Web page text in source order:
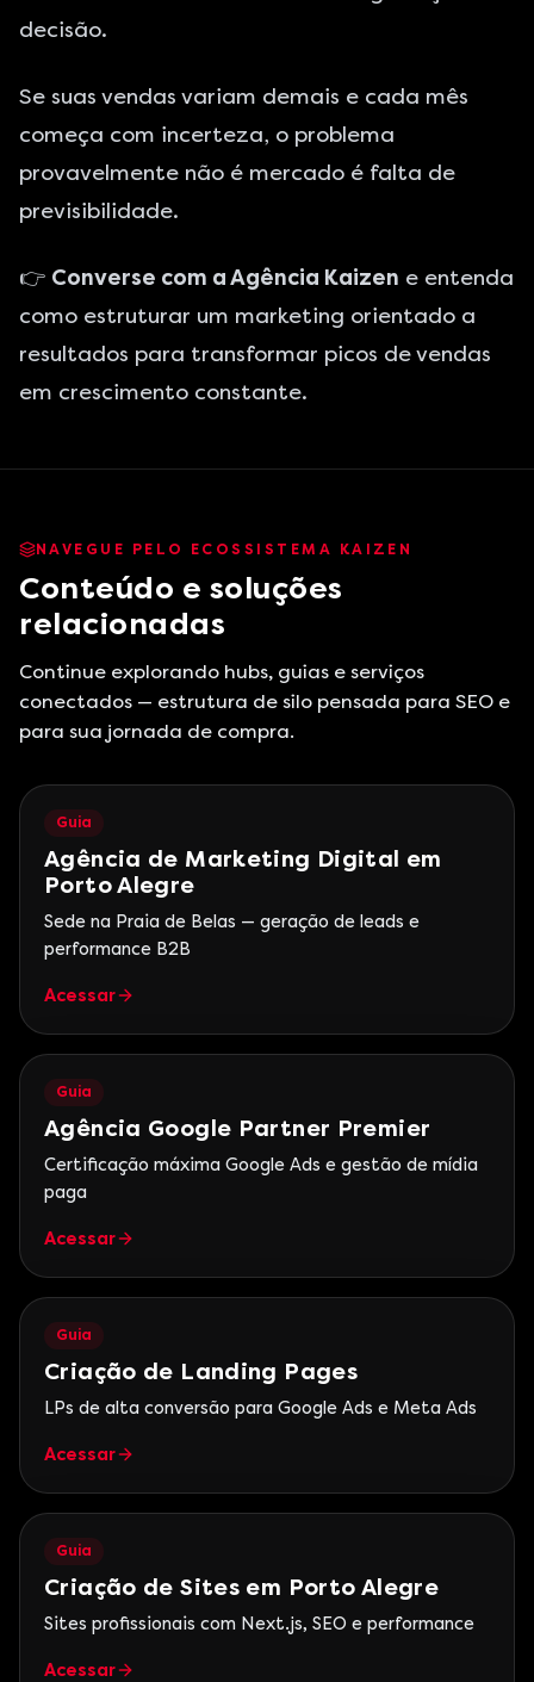
decisão.
Se suas vendas variam demais e cada mês
começa com incerteza, o problema
provavelmente não é mercado é falta de
previsibilidade.
👉 Converse com a Agência Kaizen e entenda
como estruturar um marketing orientado a
resultados para transformar picos de vendas
em crescimento constante.
NAVEGUE PELO ECOSSISTEMA KAIZEN
Conteúdo e soluções
relacionadas
Continue explorando hubs, guias e serviços
conectados — estrutura de silo pensada para SEO e
para sua jornada de compra.
Guia
Agência de Marketing Digital em
Porto Alegre
Sede na Praia de Belas — geração de leads e
performance B2B
Acessar
Guia
Agência Google Partner Premier
Certificação máxima Google Ads e gestão de mídia
paga
Acessar
Guia
Criação de Landing Pages
LPs de alta conversão para Google Ads e Meta Ads
Acessar
Guia
Criação de Sites em Porto Alegre
Sites profissionais com Next.js, SEO e performance
Acessar